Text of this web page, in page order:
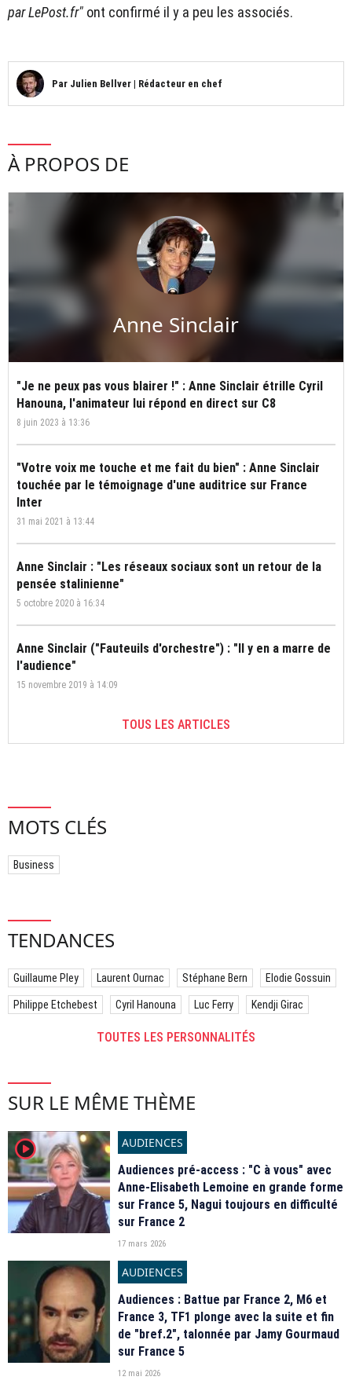
par LePost.fr" ont confirmé il y a peu les associés.
Par Julien Bellver | Rédacteur en chef
À PROPOS DE
Anne Sinclair
"Je ne peux pas vous blairer !" : Anne Sinclair étrille Cyril
Hanouna, l'animateur lui répond en direct sur C8
8 juin 2023 à 13:36
"Votre voix me touche et me fait du bien" : Anne Sinclair
touchée par le témoignage d'une auditrice sur France
Inter
31 mai 2021 à 13:44
Anne Sinclair : "Les réseaux sociaux sont un retour de la
pensée stalinienne"
5 octobre 2020 à 16:34
Anne Sinclair ("Fauteuils d'orchestre") : "Il y en a marre de
l'audience"
15 novembre 2019 à 14:09
TOUS LES ARTICLES
MOTS CLÉS
Business
TENDANCES
Guillaume Pley Laurent Ournac Stéphane Bern Elodie Gossuin
Philippe Etchebest Cyril Hanouna Luc Ferry Kendji Girac
TOUTES LES PERSONNALITÉS
SUR LE MÊME THÈME
player2
AUDIENCES
Audiences pré-access : "C à vous" avec
Anne-Elisabeth Lemoine en grande forme
sur France 5, Nagui toujours en difficulté
sur France 2
17 mars 2026
AUDIENCES
Audiences : Battue par France 2, M6 et
France 3, TF1 plonge avec la suite et fin
de "bref.2", talonnée par Jamy Gourmaud
sur France 5
12 mai 2026